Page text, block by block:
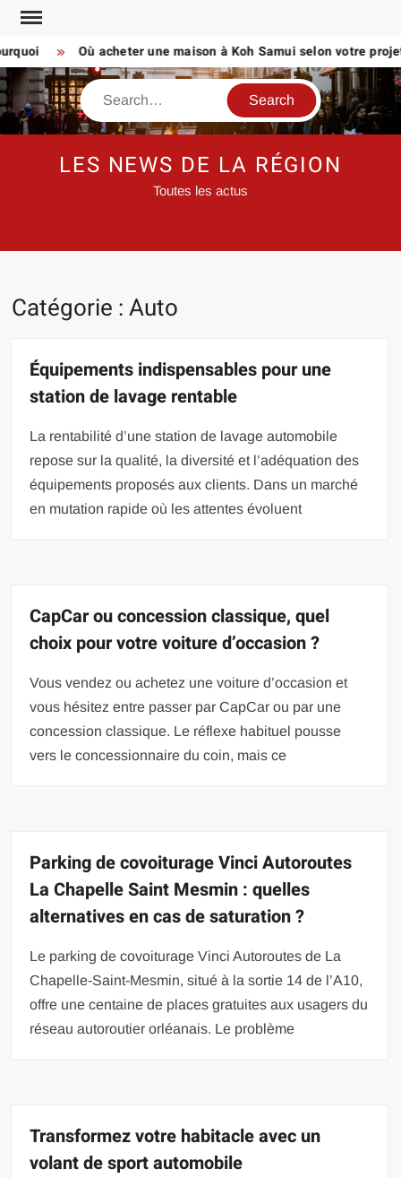
Skip
content
Où acheter une maison à Koh Samui selon votre projet
Search
LES NEWS DE LA RÉGION
Toutes les actus
Catégorie :Auto
Équipements indispensables pour une
station de lavage rentable
La rentabilité d’une station de lavage automobile
repose sur la qualité, la diversité et l’adéquation des
équipements proposés aux clients. Dans un marché
en mutation rapide où les attentes évoluent
CapCar ou concession classique, quel
choix pour votre voiture d’occasion ?
Vous vendez ou achetez une voiture d’occasion et
vous hésitez entre passer par CapCar ou par une
concession classique. Le réflexe habituel pousse
vers le concessionnaire du coin, mais ce
Parking de covoiturage Vinci Autoroutes
La Chapelle Saint Mesmin : quelles
alternatives en cas de saturation ?
Le parking de covoiturage Vinci Autoroutes de La
Chapelle-Saint-Mesmin, situé à la sortie 14 de l’A10,
offre une centaine de places gratuites aux usagers du
réseau autoroutier orléanais. Le problème
Transformez votre habitacle avec un
volant de sport automobile